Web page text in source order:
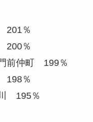
％
％
前仲町 199％
％
195％